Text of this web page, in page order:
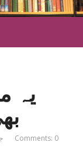
یہ
Comments: 0